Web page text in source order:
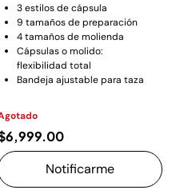
3 estilos de cápsula
9 tamaños de preparación
4 tamaños de molienda
Cápsulas o molido:
flexibilidad total
Bandeja ajustable para taza
Notificarme